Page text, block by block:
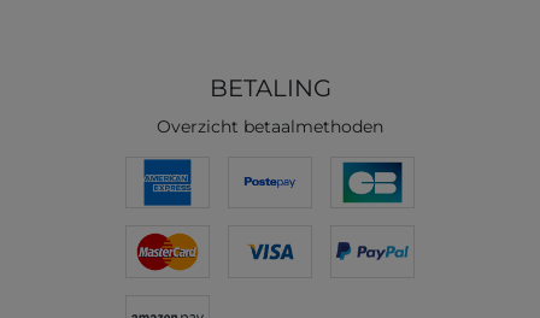
BETALING
Overzicht betaalmethoden